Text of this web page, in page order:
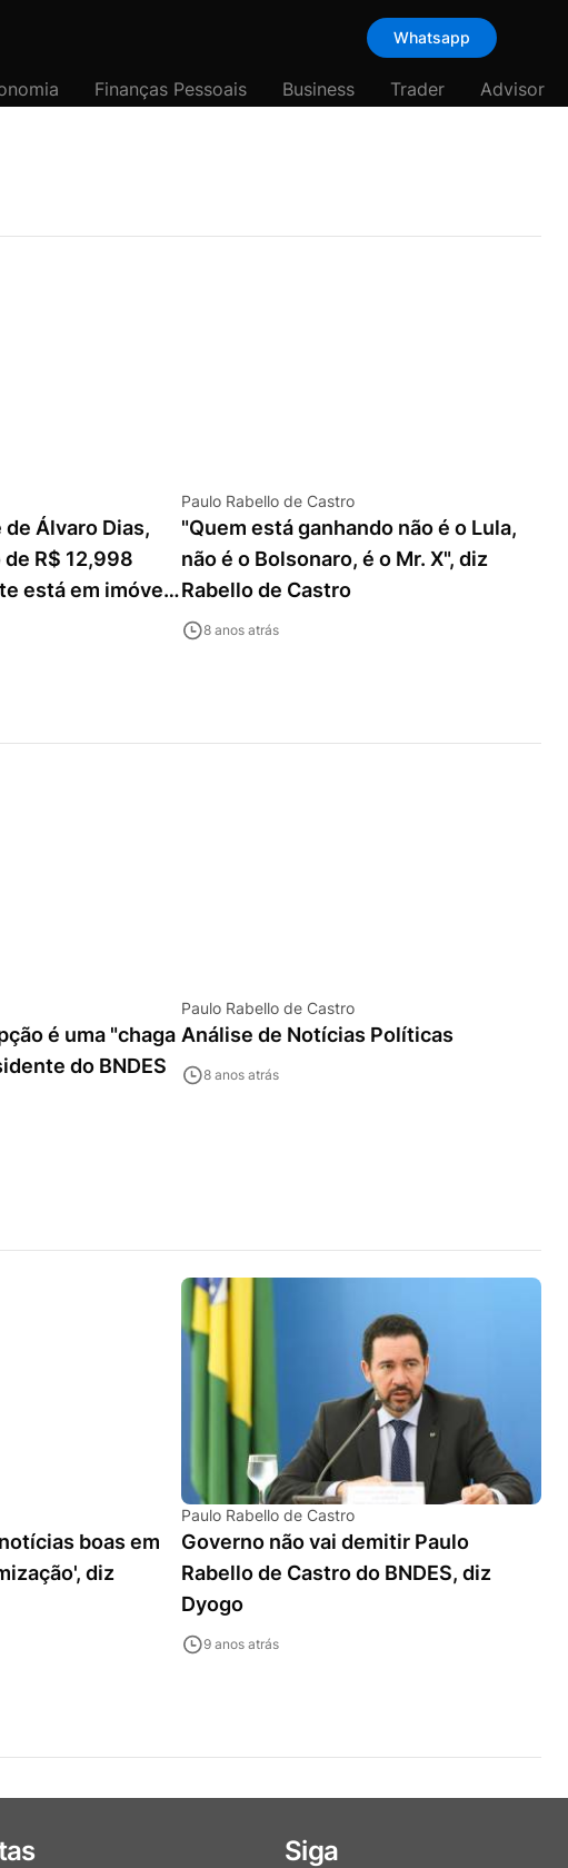
Whatsapp
Finanças Pessoais Business Trader Advisor
Álvaro Dias,
R$ 12,998
está em imóveis
Paulo Rabello de Castro
"Quem está ganhando não é o Lula,
não é o Bolsonaro, é o Mr. X", diz
Rabello de Castro
8 anos atrás
é uma "chaga
do BNDES
Paulo Rabello de Castro
Análise de Notícias Políticas
8 anos atrás
boas em
diz
Paulo Rabello de Castro
Governo não vai demitir Paulo
Rabello de Castro do BNDES, diz
Dyogo
9 anos atrás
Siga